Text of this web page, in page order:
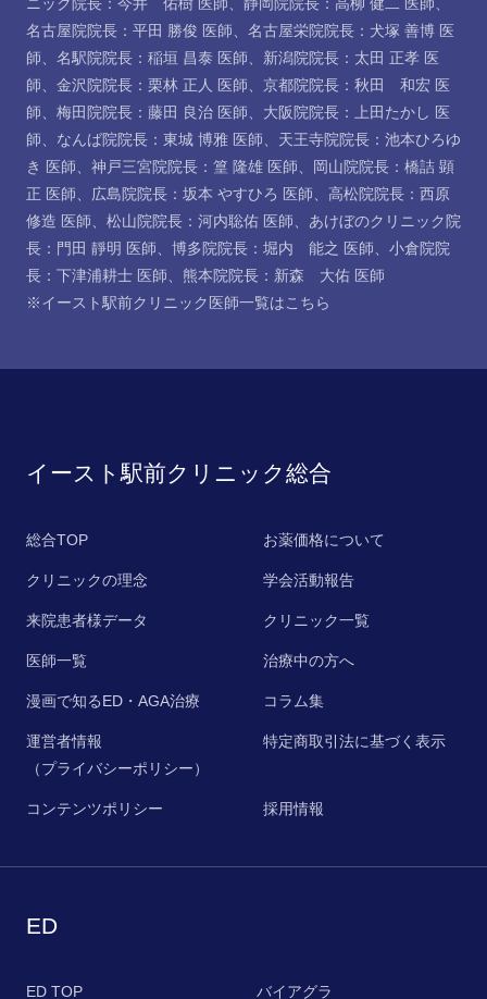
ニック院長：今井 佑樹 医師、 静岡院院長：高柳 健二 医師、
名古屋院院長：平田 勝俊 医師、 名古屋栄院院長：犬塚 善博 医
師、 名駅院院長：稲垣 昌泰 医師、 新潟院院長：太田 正孝 医
師、 金沢院院長：栗林 正人 医師、 京都院院長：秋田 和宏 医
師、 梅田院院長：藤田 良治 医師、 大阪院院長：上田たかし 医
師、 なんば院院長：東城 博雅 医師、 天王寺院院長：池本ひろゆ
き 医師、 神戸三宮院院長：篁 隆雄 医師、
岡山院院長：橋詰 顕
正 医師、 広島院院長：坂本 やすひろ 医師、 高松院院長：西原
修造 医師、 松山院院長：河内聡佑 医師、 あけぼのクリニック院
長：門田 靜明 医師、 博多院院長：堀内 能之 医師、 小倉院院
長：下津浦耕士 医師、 熊本院院長：新森 大佑 医師
※イースト駅前クリニック医師一覧はこちら
イースト駅前クリニック総合
総合TOP お薬価格について
クリニックの理念 学会活動報告
来院患者様データ クリニック一覧
医師一覧 治療中の方へ
漫画で知るED・AGA治療 コラム集
運営者情報
（プライバシーポリシー）
特定商取引法に基づく表示
コンテンツポリシー 採用情報
ED
ED TOP バイアグラ